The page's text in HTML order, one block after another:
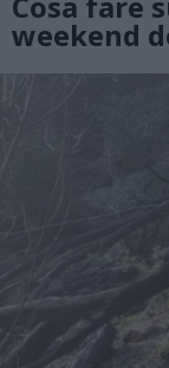
weekend